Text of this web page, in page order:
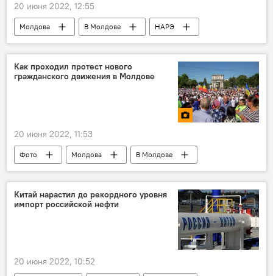
20 июня 2022, 12:55
Молдова В Молдове
НАРЭ
цены на бензин
дизельное топливо цены
Как проходил протест нового
гражданского движения в Молдове
20 июня 2022, 11:53
Фото Молдова
В Молдове
Мультимедиа
протест
Марина Таубер
Китай нарастил до рекордного уровня
импорт российской нефти
20 июня 2022, 10:52